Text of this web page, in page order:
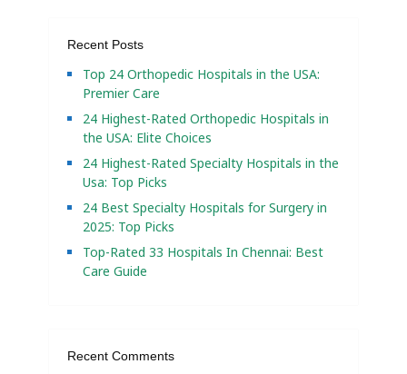
Recent Posts
Top 24 Orthopedic Hospitals in the USA:
Premier Care
24 Highest-Rated Orthopedic Hospitals in
the USA: Elite Choices
24 Highest-Rated Specialty Hospitals in the
Usa: Top Picks
24 Best Specialty Hospitals for Surgery in
2025: Top Picks
Top-Rated 33 Hospitals In Chennai: Best
Care Guide
Recent Comments